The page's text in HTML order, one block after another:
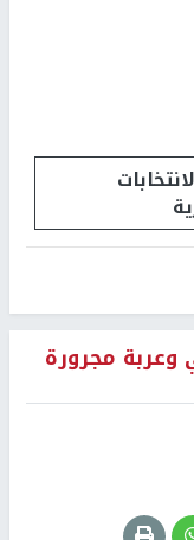
وعربة مجرورة